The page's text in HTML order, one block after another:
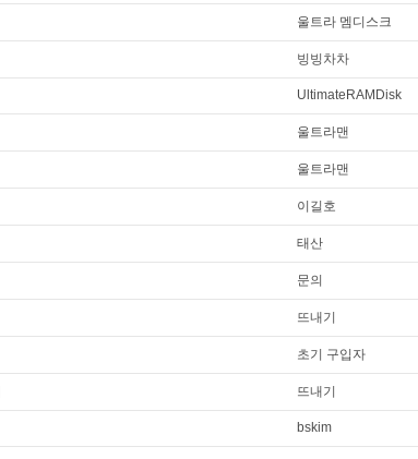
울트라 멤디스크
빙빙차차
UltimateRAMDisk
울트라맨
울트라맨
이길호
태산
문의
뜨내기
초기 구입자
뜨내기
bskim